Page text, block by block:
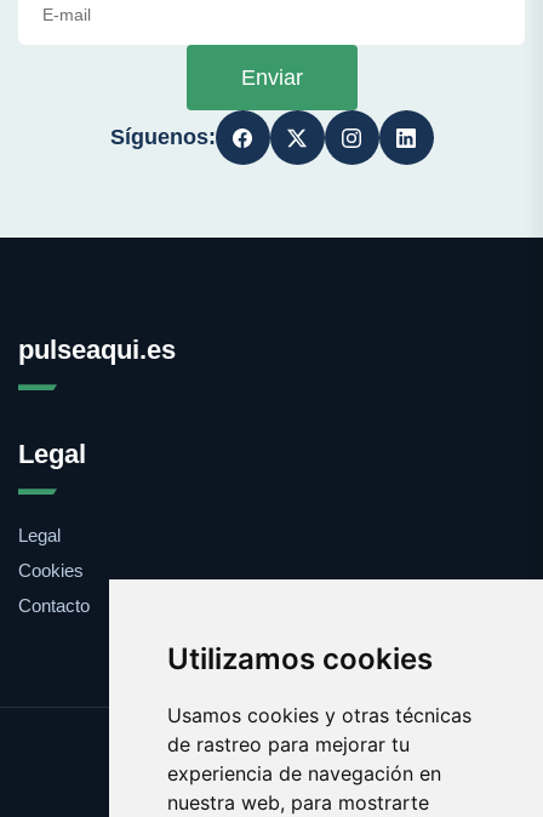
Utilizamos cookies
Usamos cookies y otras técnicas
de rastreo para mejorar tu
experiencia de navegación en
nuestra web, para mostrarte
Enviar
Síguenos:
pulseaqui.es
Legal
Legal
Cookies
Contacto
Update cookies preferences
Copyright © 2025 pulseaqui.es